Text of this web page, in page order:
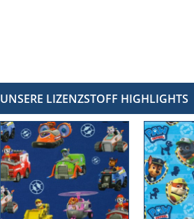
UNSERE LIZENZSTOFF HIGHLIGHTS